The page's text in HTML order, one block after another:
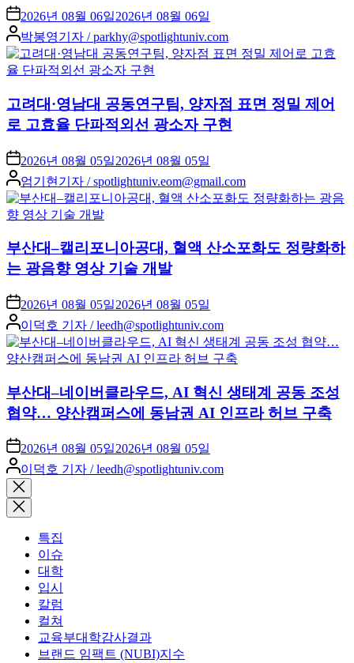
2026년 08월 06일2026년 08월 06일
Posted
by
박봉영기자 / parkhy@spotlightuniv.com
고려대·영남대 공동연구팀, 양자점 표면 정밀 제어
로 고효율 단파적외선 광소자 구현
2026년 08월 05일2026년 08월 05일
Posted
by
엄기현기자 / spotlightuniv.eom@gmail.com
부산대–캘리포니아공대, 혈액 산소포화도 정량화하
는 광음향 영상 기술 개발
2026년 08월 05일2026년 08월 05일
Posted
by
이덕호 기자 / leedh@spotlightuniv.com
부산대–네이버클라우드, AI 혁신 생태계 공동 조성
협약… 양산캠퍼스에 동남권 AI 인프라 허브 구축
2026년 08월 05일2026년 08월 05일
Posted
by
이덕호 기자 / leedh@spotlightuniv.com
Close
search
특집
이슈
대학
입시
칼럼
컬쳐
교육부대학감사결과
브랜드 임팩트 (NUBI)지수